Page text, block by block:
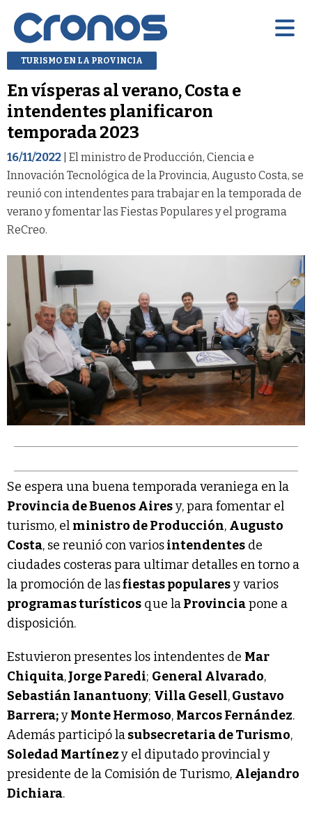
TURISMO EN LA PROVINCIA
En vísperas al verano, Costa e
intendentes planificaron
temporada 2023
16/11/2022 | El ministro de Producción, Ciencia e
Innovación Tecnológica de la Provincia, Augusto Costa, se
reunió con intendentes para trabajar en la temporada de
verano y fomentar las Fiestas Populares y el programa
ReCreo.
Se espera una buena temporada veraniega en la
Provincia de Buenos Airesy, para fomentar el
turismo, el ministro de Producción, Augusto
Costa, se reunió con variosintendentes de
ciudades costeras para ultimar detalles en torno a
la promoción de lasfiestas popularesy varios
programas turísticos que laProvinciapone a
disposición.
Estuvieron presentes los intendentes de Mar
Chiquita,Jorge Paredi; General Alvarado,
Sebastián Ianantuony; Villa Gesell,Gustavo
Barrera;yMonte Hermoso, Marcos Fernández.
Además participó lasubsecretaria de Turismo,
Soledad Martínezy el diputado provincial y
presidente de la Comisión de Turismo, Alejandro
Dichiara.